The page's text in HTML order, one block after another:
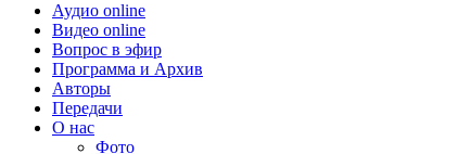
Аудио online
Видео online
Вопрос в эфир
Программа и Архив
Авторы
Передачи
О нас
Фото